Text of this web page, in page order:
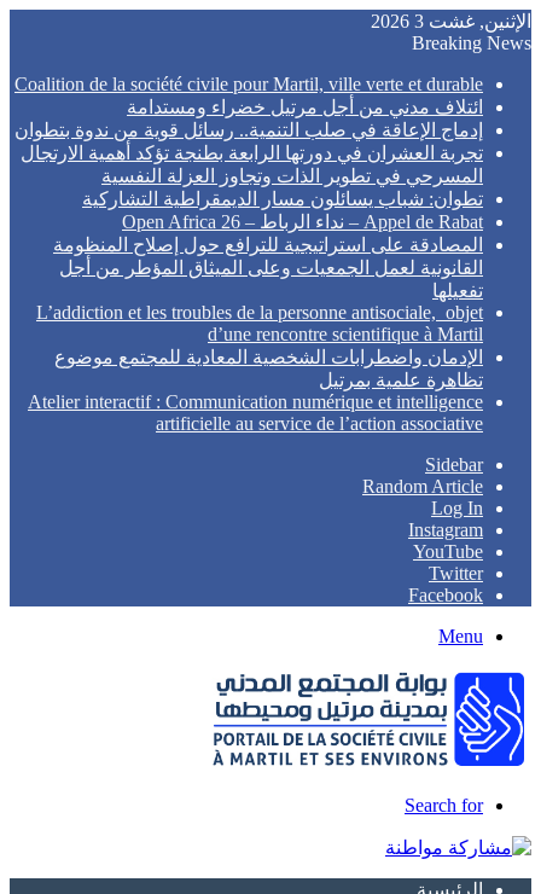
الإثنين, غشت 3 2026
Breaking News
Coalition de la société civile pour Martil, ville verte et durable
ائتلاف مدني من أجل مرتيل خضراء ومستدامة
إدماج الإعاقة في صلب التنمية.. رسائل قوية من ندوة بتطوان
تجربة العشران في دورتها الرابعة بطنجة تؤكد أهمية الارتجال
المسرحي في تطوير الذات وتجاوز العزلة النفسية
تطوان: شباب يسائلون مسار الديمقراطية التشاركية
Appel de Rabat – نداء الرباط – Open Africa 26
المصادقة على استراتيجية للترافع حول إصلاح المنظومة
القانونية لعمل الجمعيات وعلى الميثاق المؤطر من أجل
تفعيلها
L’addiction et les troubles de la personne antisociale, objet
d’une rencontre scientifique à Martil
الإدمان واضطرابات الشخصية المعادية للمجتمع موضوع
تظاهرة علمية بمرتيل
Atelier interactif : Communication numérique et intelligence
artificielle au service de l’action associative
Sidebar
Random Article
Log In
Instagram
YouTube
Twitter
Facebook
Menu
Search for